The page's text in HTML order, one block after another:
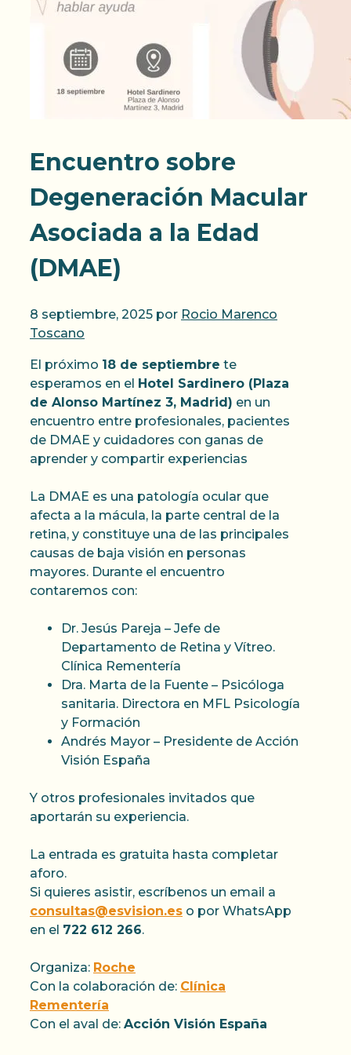
Encuentro sobre
Degeneración Macular
Asociada a la Edad
(DMAE)
8 septiembre, 2025 por Rocio Marenco
Toscano
El próximo 18 de septiembre te
esperamos en el Hotel Sardinero (Plaza
de Alonso Martínez 3, Madrid) en un
encuentro entre profesionales, pacientes
de DMAE y cuidadores con ganas de
aprender y compartir experiencias
La DMAE es una patología ocular que
afecta a la mácula, la parte central de la
retina, y constituye una de las principales
causas de baja visión en personas
mayores. Durante el encuentro
contaremos con:
Dr. Jesús Pareja – Jefe de
Departamento de Retina y Vítreo.
Clínica Rementería
Dra. Marta de la Fuente – Psicóloga
sanitaria. Directora en MFL Psicología
y Formación
Andrés Mayor – Presidente de Acción
Visión España
Y otros profesionales invitados que
aportarán su experiencia.
La entrada es gratuita hasta completar
aforo.
Si quieres asistir, escríbenos un email a
consultas@esvision.es o por WhatsApp
en el 722 612 266.
Organiza: Roche
Con la colaboración de: Clínica
Rementería
Con el aval de: Acción Visión España